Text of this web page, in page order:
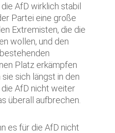
AfD wirklich stabil
Partei eine große
Extremisten, die die
wollen, und den
Platz erkämpfen
sich längst in den
AfD nicht weiter
überall aufbrechen.
es für die AfD nicht